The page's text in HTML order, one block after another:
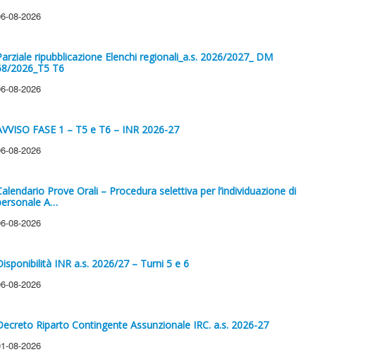
08-2026
ripubblicazione Elenchi regionali_a.s. 2026/2027_ DM
2026_T5 T6
08-2026
FASE 1 – T5 e T6 – INR 2026-27
08-2026
Prove Orali – Procedura selettiva per l’individuazione di
A…
08-2026
INR a.s. 2026/27 – Turni 5 e 6
08-2026
Riparto Contingente Assunzionale IRC. a.s. 2026-27
08-2026